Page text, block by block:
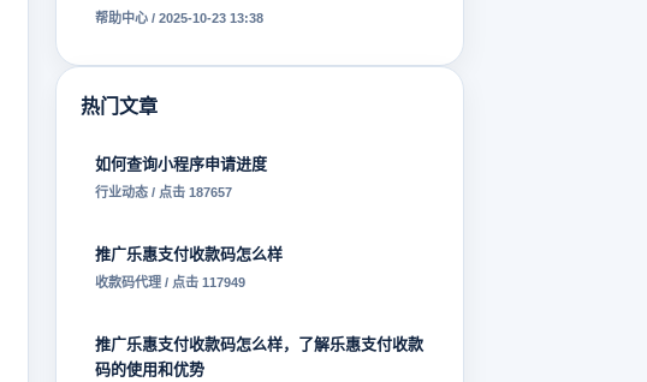
帮助中心 / 2025-10-23 13:38
热门文章
如何查询小程序申请进度
行业动态 / 点击 187657
推广乐惠支付收款码怎么样
收款码代理 / 点击 117949
推广乐惠支付收款码怎么样，了解乐惠支付收款
码的使用和优势